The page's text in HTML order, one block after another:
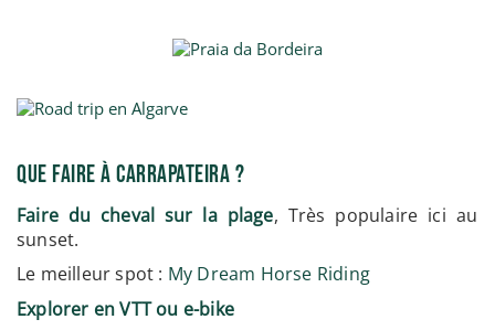
Que Faire à Carrapateira ?
Faire du cheval sur la plage, Très populaire ici au
sunset.
Le meilleur spot : My Dream Horse Riding
Explorer en VTT ou e-bike